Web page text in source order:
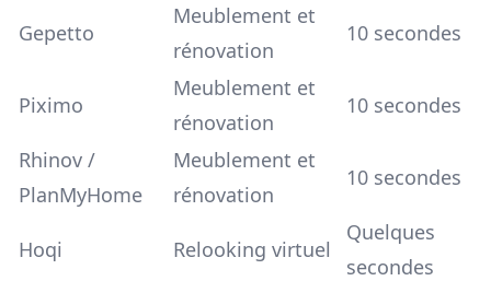
Gepetto
Meublement et
rénovation
10 secondes
Piximo
Meublement et
rénovation
10 secondes
Rhinov /
PlanMyHome
Meublement et
rénovation
10 secondes
Hoqi Relooking virtuel
Quelques
secondes